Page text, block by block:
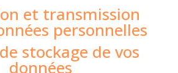
et transmission
personnelles
stockage de vos
données